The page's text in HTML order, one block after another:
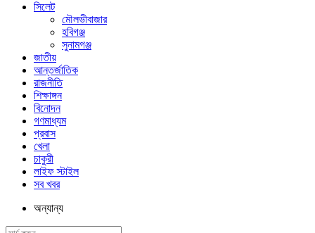
সিলেট
মৌলভীবাজার
হবিগঞ্জ
সুনামগঞ্জ
জাতীয়
আন্তর্জাতিক
রাজনীতি
শিক্ষাঙ্গন
বিনোদন
গণমাধ্যম
প্রবাস
খেলা
চাকুরী
লাইফ স্টাইল
সব খবর
অন্যান্য